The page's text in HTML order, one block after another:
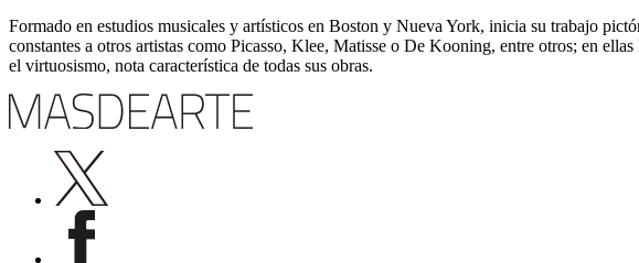
Formado en estudios musicales y artísticos en Boston y Nueva York, inicia su trabajo
constantes a otros artistas como Picasso, Klee, Matisse o De Kooning, entre otros; en
el virtuosismo, nota característica de todas sus obras.